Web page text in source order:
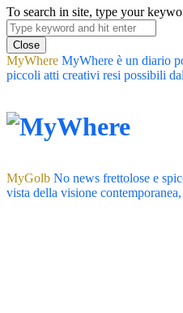
To search in site, type your
Close
MyWhere MyWhere è un diario
piccoli atti creativi resi possibili
MyGolb No news frettolose e
vista della visione